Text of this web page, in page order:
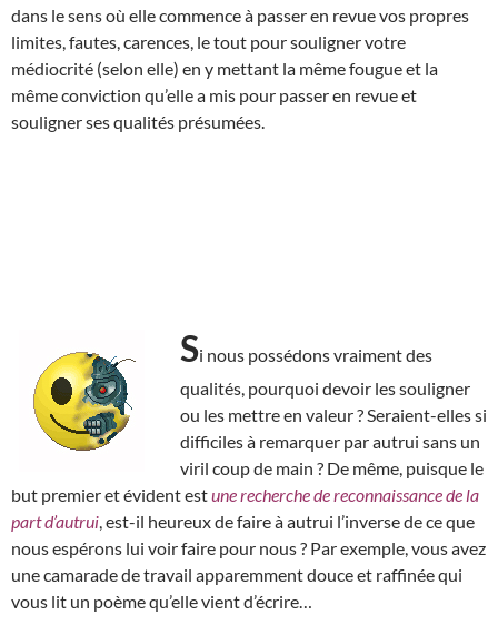
dans le sens où elle commence à passer en revue vos propres
limites, fautes, carences, le tout pour souligner votre
médiocrité (selon elle) en y mettant la même fougue et la
même conviction qu’elle a mis pour passer en revue et
souligner ses qualités présumées.
Si nous possédons vraiment des
qualités, pourquoi devoir les souligner
ou les mettre en valeur ? Seraient-elles si
difficiles à remarquer par autrui sans un
viril coup de main ? De même, puisque le
but premier et évident estune recherche de reconnaissance de la
part d’autrui , est-il heureux de faire à autrui l’inverse de ce que
nous espérons lui voir faire pour nous ? Par exemple, vous avez
une camarade de travail apparemment douce et raffinée qui
vous lit un poème qu’elle vient d’écrire…